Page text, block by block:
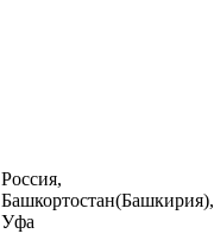
Россия,
Башкортостан(Башкирия),
Уфа